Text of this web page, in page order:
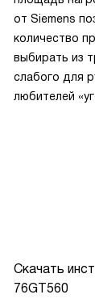
Скачать
76GT560
от Siemens
количество
выбирать из
слабого для
любителей